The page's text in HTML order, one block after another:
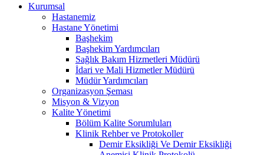
Kurumsal
Hastanemiz
Hastane Yönetimi
Başhekim
Başhekim Yardımcıları
Sağlık Bakım Hizmetleri Müdürü
İdari ve Mali Hizmetler Müdürü
Müdür Yardımcıları
Organizasyon Şeması
Misyon & Vizyon
Kalite Yönetimi
Bölüm Kalite Sorumluları
Klinik Rehber ve Protokoller
Demir Eksikliği Ve Demir Eksikliği